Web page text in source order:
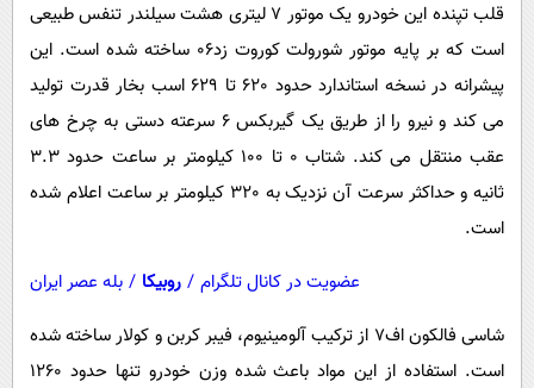
قلب تپنده این خودرو یک موتور 7 لیتری هشت سیلندر تنفس طبیعی
است که بر پایه موتور شورولت کوروت زد06 ساخته شده است. این
پیشرانه در نسخه استاندارد حدود 620 تا 629 اسب بخار قدرت تولید
می کند و نیرو را از طریق یک گیربکس 6 سرعته دستی به چرخ های
عقب منتقل می کند. شتاب 0 تا 100 کیلومتر بر ساعت حدود 3.3
ثانیه و حداکثر سرعت آن نزدیک به 320 کیلومتر بر ساعت اعلام شده
است.
عضویت در کانال تلگرام / روبیکا / بله عصر ایران
شاسی فالکون اف7 از ترکیب آلومینیوم، فیبر کربن و کولار ساخته شده
است. استفاده از این مواد باعث شده وزن خودرو تنها حدود 1260